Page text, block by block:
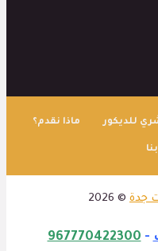
للديكور ماذا نقدم؟
جدة © 2026
-
967770422300